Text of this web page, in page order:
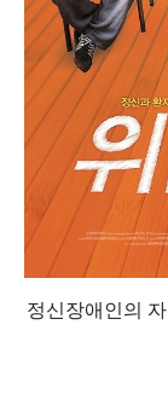
정신장애인의